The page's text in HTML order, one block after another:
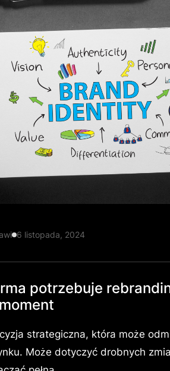
6 listopada, 2024
potrzebuje
strategiczna, która może
Może dotyczyć drobnych